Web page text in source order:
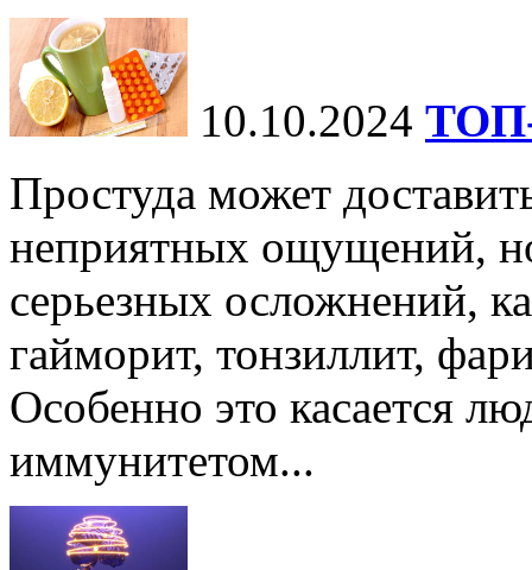
10.10.2024 ТОП-
Простуда может
неприятных ощущений,
серьезных осложнений,
гайморит, тонзиллит,
Особенно это касается
иммунитетом...